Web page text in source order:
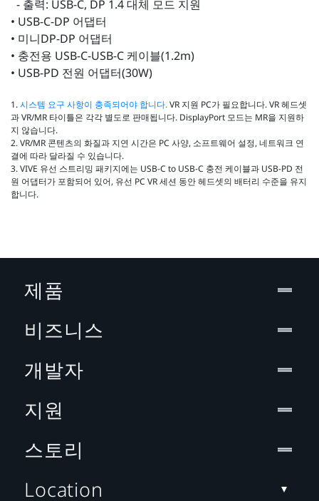
- 출력: USB-C, DP 1.4 대체 모드 지원
• USB-C-DP 어댑터
• 미니DP-DP 어댑터
• 충전용 USB-C-USB-C 케이블(1.2m)
• USB-PD 전원 어댑터(30W)
1.시스템 요구 사항이 충족되어야 합니다.VR 지원 PC가 필요합니다. VR 헤드셋
과 VR/MR 타이틀은 각각 별도로 판매됩니다. DisplayPort 모드는 MR을 지원하
지 않습니다.
2. VR/MR 콘텐츠의 화질과 지연 시간은 PC 사양, 소프트웨어 설정, 네트워크 연
결에 따라 달라질 수 있습니다.
3. VIVE 유선 스트리밍 패키지에는 USB-C to USB-C 충전 케이블과 USB-PD 전
원 어댑터가 포함되어 있어, 유선 PC VR 세션 동안 헤드셋의 배터리 수준을 유지
합니다.
제품
비즈니스
개발자
지원
스토리
Location